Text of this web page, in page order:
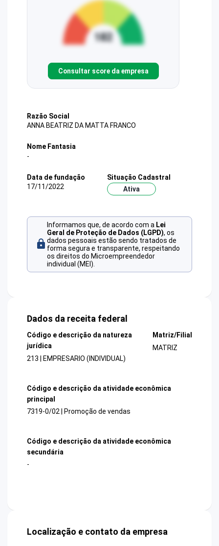
Consultar score da empresa
Razão Social
ANNA BEATRIZ DA MATTA FRANCO
Nome Fantasia
-
Data de fundação
17/11/2022
Situação Cadastral
Ativa
Informamos que, de acordo com a Lei
Geral de Proteção de Dados (LGPD), os
dados pessoais estão sendo tratados de
forma segura e transparente, respeitando
os direitos do Microempreendedor
individual (MEI).
Dados da receita federal
Código e descrição da natureza
jurídica
213 | EMPRESARIO (INDIVIDUAL)
Matriz/Filial
MATRIZ
Código e descrição da atividade econômica
principal
7319-0/02 | Promoção de vendas
Código e descrição da atividade econômica
secundária
-
Localização e contato da empresa